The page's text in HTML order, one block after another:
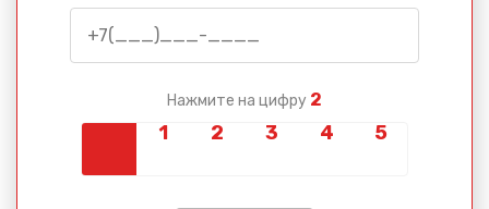
Нажмите на цифру 2